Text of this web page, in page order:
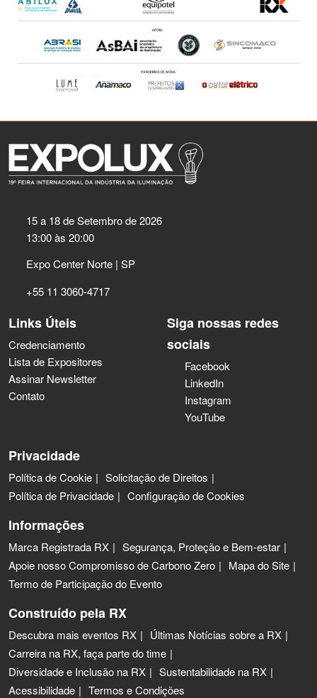
15 a 18 de Setembro de 2026
13:00 às 20:00
Expo Center Norte | SP
+55 11 3060-4717
Links Úteis
Credenciamento
Lista de Expositores
Assinar Newsletter
Contato
Siga nossas redes
sociais
Facebook
LinkedIn
Instagram
YouTube
Privacidade
Política de Cookie
Solicitação de Direitos
Política de Privacidade
Configuração de Cookies
Informações
Marca Registrada RX
Segurança, Proteção e Bem-estar
Apoie nosso Compromisso de Carbono Zero
Mapa do Site
Termo de Participação do Evento
Construído pela RX
Descubra mais eventos RX
Últimas Notícias sobre a RX
Carreira na RX, faça parte do time
Diversidade e Inclusão na RX
Sustentabilidade na RX
Acessibilidade
Termos e Condições